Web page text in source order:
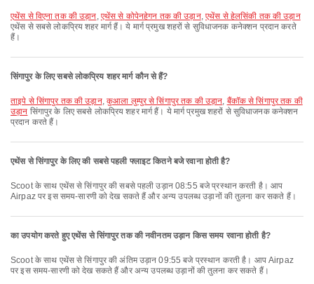
एथेंस से विएना तक की उड़ान, एथेंस से कोपेनहेगन तक की उड़ान,एथेंस से हेलसिंकी तक की उड़ान
एथेंस से सबसे लोकप्रिय शहर मार्ग हैं। ये मार्ग प्रमुख शहरों से सुविधाजनक कनेक्शन प्रदान करते
हैं।
सिंगापुर के लिए सबसे लोकप्रिय शहर मार्ग कौन से हैं?
ताइपे से सिंगापुर तक की उड़ान, कुआला लुम्पुर से सिंगापुर तक की उड़ान, बैंकॉक से सिंगापुर तक की
उड़ान सिंगापुर के लिए सबसे लोकप्रिय शहर मार्ग हैं। ये मार्ग प्रमुख शहरों से सुविधाजनक कनेक्शन
प्रदान करते हैं।
एथेंस से सिंगापुर के लिए की सबसे पहली फ्लाइट कितने बजे रवाना होती है?
Scoot के साथ एथेंस से सिंगापुर की सबसे पहली उड़ान 08:55 बजे प्रस्थान करती है। आप
Airpaz पर इस समय-सारणी को देख सकते हैं और अन्य उपलब्ध उड़ानों की तुलना कर सकते हैं।
का उपयोग करते हुए एथेंस से सिंगापुर तक की नवीनतम उड़ान किस समय रवाना होती है?
Scoot के साथ एथेंस से सिंगापुर की अंतिम उड़ान 09:55 बजे प्रस्थान करती है। आप Airpaz
पर इस समय-सारणी को देख सकते हैं और अन्य उपलब्ध उड़ानों की तुलना कर सकते हैं।